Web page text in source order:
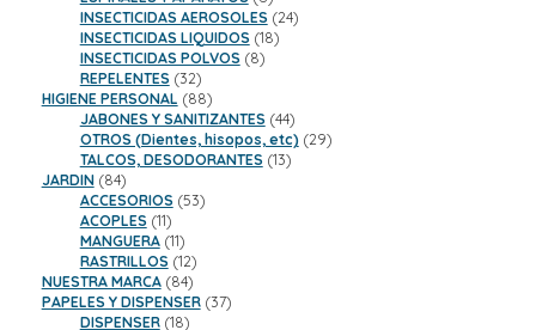
productos
INSECTICIDAS AEROSOLES 2424
INSECTICIDAS LIQUIDOS 1818
INSECTICIDAS POLVOS 88
REPELENTES 3232
productos
HIGIENE PERSONAL 8888
productos
JABONES Y SANITIZANTES 4444
productos
OTROS (Dientes, hisopos, etc) 2929
TALCOS, DESODORANTES 1313
JARDIN 8484
productos
ACCESORIOS 5353
ACOPLES 1111
productos
MANGUERA 1111
productos
RASTRILLOS 1212
productos
NUESTRA MARCA 8484
productos
PAPELES Y DISPENSER 3737
DISPENSER 1818